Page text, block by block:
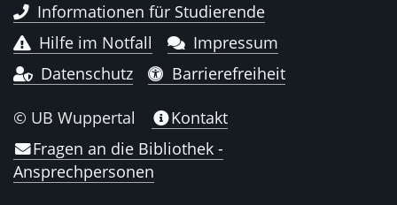
Informationen für Studierende
Hilfe im Notfall
Impressum
Datenschutz
Barrierefreiheit
© UB Wuppertal
Kontakt
Fragen an die Bibliothek -
Ansprechpersonen